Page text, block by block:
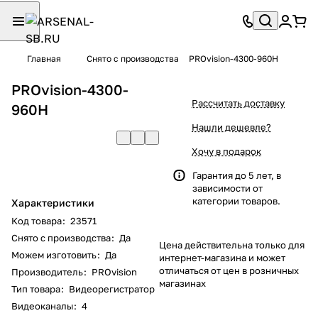
Главная Снято с производства PROvision-4300-960H
PROvision-4300-
960H
Характеристики
Код товара: 23571
Снято с производства: Да
Можем изготовить: Да
Производитель: PROvision
Тип товара: Видеорегистратор
Видеоканалы: 4
Рассчитать доставку
Нашли дешевле?
Хочу в подарок
Гарантия до 5 лет, в
зависимости от
категории товаров.
Цена действительна только для
интернет-магазина и может
отличаться от цен в розничных
магазинах